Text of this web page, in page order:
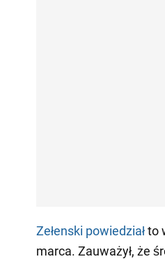
Zełenski powiedziałto
marca. Zauważył, że